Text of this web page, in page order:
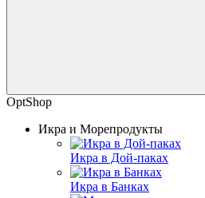
OptShop
Икра и Морепродукты
Икра в Дой-паках
Икра в Банках